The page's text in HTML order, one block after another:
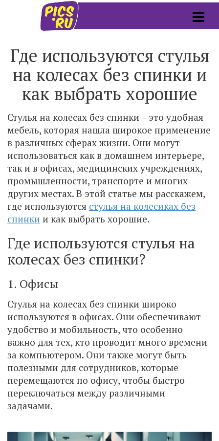
Где используются стулья
на колесах без спинки и
как выбрать хорошие
Стулья на колесах без спинки – это удобная
мебель, которая нашла широкое применение
в различных сферах жизни. Они могут
использоваться как в домашнем интерьере,
так и в офисах, медицинских учреждениях,
промышленности, транспорте и многих
других местах. В этой статье мы расскажем,
где используются стулья на колесиках без
спинки и как выбрать хорошие.
Где используются стулья на
колесах без спинки?
1. Офисы
Стулья на колесах без спинки широко
используются в офисах. Они обеспечивают
удобство и мобильность, что особенно
важно для тех, кто проводит много времени
за компьютером. Они также могут быть
полезными для сотрудников, которые
перемещаются по офису, чтобы быстро
переключаться между различными
задачами.